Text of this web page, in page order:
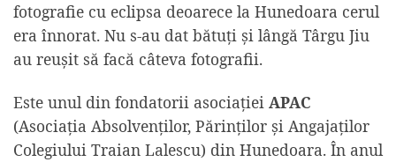
fotografie cu eclipsa deoarece la Hunedoara cerul
era înnorat. Nu s-au dat bătuți și lângă Târgu Jiu
au reușit să facă câteva fotografii.
Este unul din fondatorii asociației APAC
(Asociația Absolvenților, Părinților şi Angajaților
Colegiului Traian Lalescu) din Hunedoara. În anul